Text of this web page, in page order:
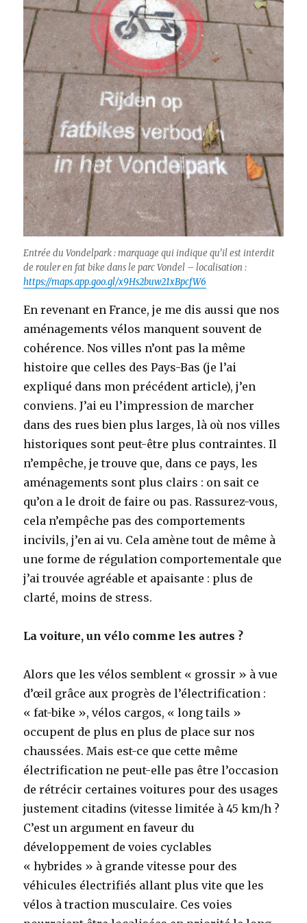
Entrée du Vondelpark : marquage qui indique qu’il est interdit
de rouler en fat bike dans le parc Vondel – localisation :
https://maps.app.goo.gl/x9Hs2buw21xBpcfW6
En revenant en France, je me dis aussi que nos
aménagements vélos manquent souvent de
cohérence. Nos villes n’ont pas la même
histoire que celles des Pays-Bas (je l’ai
expliqué dans mon précédent article), j’en
conviens. J’ai eu l’impression de marcher
dans des rues bien plus larges, là où nos villes
historiques sont peut-être plus contraintes. Il
n’empêche, je trouve que, dans ce pays, les
aménagements sont plus clairs : on sait ce
qu’on a le droit de faire ou pas. Rassurez-vous,
cela n’empêche pas des comportements
incivils, j’en ai vu. Cela amène tout de même à
une forme de régulation comportementale que
j’ai trouvée agréable et apaisante : plus de
clarté, moins de stress.
La voiture, un vélo comme les autres ?
Alors que les vélos semblent « grossir » à vue
d’œil grâce aux progrès de l’électrification :
« fat-bike », vélos cargos, « long tails »
occupent de plus en plus de place sur nos
chaussées. Mais est-ce que cette même
électrification ne peut-elle pas être l’occasion
de rétrécir certaines voitures pour des usages
justement citadins (vitesse limitée à 45 km/h ?
C’est un argument en faveur du
développement de voies cyclables
« hybrides » à grande vitesse pour des
véhicules électrifiés allant plus vite que les
vélos à traction musculaire. Ces voies